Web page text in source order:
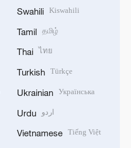
Swahili Kiswahili
Tamil தமிழ்
Thai ไทย
Turkish Türkçe
Ukrainian Українська
Urdu اردو
Vietnamese Tiếng Việt